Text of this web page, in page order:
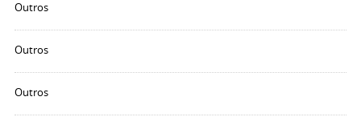
Outros
Outros
Outros